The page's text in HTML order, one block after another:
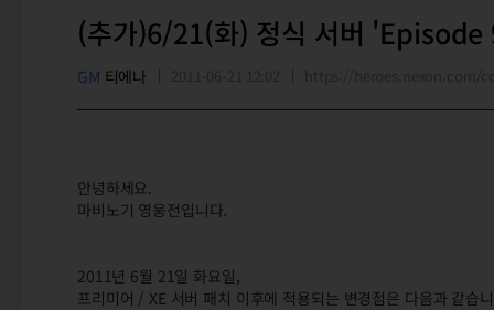
(추가)6/21(화) 정식 서버 'Episode
GM 티에나
안녕하세요.
마비노기 영웅전입니다.
2011년 6월 21일 화요일,
프리미어 / XE 서버 패치 이후에 적용되는 변경점은 다음과 같습